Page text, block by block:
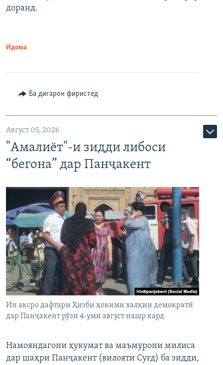
доранд.
Идома
Ба дигарон фиристед
Август 05, 2026
"Амалиёт"-и зидди либоси
“бегона” дар Панҷакент
Ин аксро дафтари Ҳизби ҳокими халқии демократӣ
дар Панҷакент рӯзи 4-уми август нашр кард
Намояндагони ҳукумат ва маъмурони милиса
дар шаҳри Панҷакент (вилояти Суғд) ба зидди,